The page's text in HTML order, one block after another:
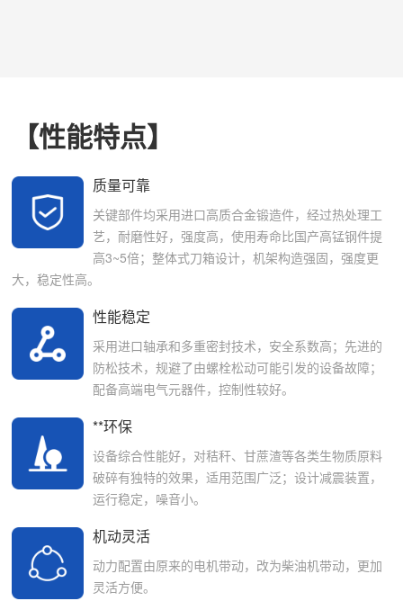
【性能特点】
质量可靠
关键部件均采用进口高质合金锻造件，经过热处理工
艺，耐磨性好，强度高，使用寿命比国产高锰钢件提
高3~5倍；整体式刀箱设计，机架构造强固，强度更
大，稳定性高。
性能稳定
采用进口轴承和多重密封技术，安全系数高；先进的
防松技术，规避了由螺栓松动可能引发的设备故障；
配备高端电气元器件，控制性较好。
**环保
设备综合性能好，对秸秆、甘蔗渣等各类生物质原料
破碎有独特的效果，适用范围广泛；设计减震装置，
运行稳定，噪音小。
机动灵活
动力配置由原来的电机带动，改为柴油机带动，更加
灵活方便。